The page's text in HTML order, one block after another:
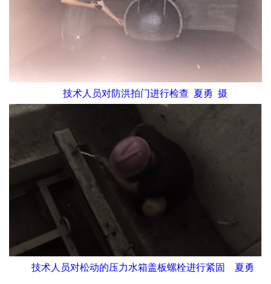
技术人员对防洪拍门进行检查 夏勇 摄
技术人员对松动的压力水箱盖板螺栓进行紧固 夏勇